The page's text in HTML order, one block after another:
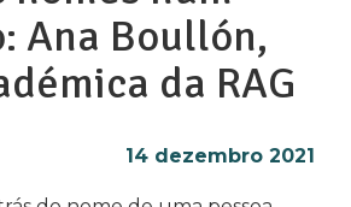
Ana Boullón,
da RAG
14 dezembro 2021